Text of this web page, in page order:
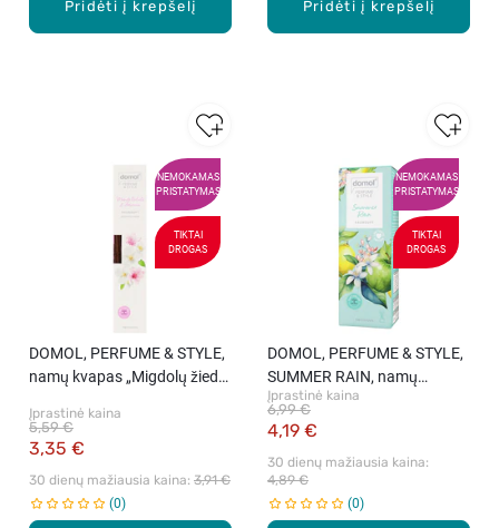
Pridėti į krepšelį Pridėti į krepšelį
NEMOKAMAS
PRISTATYMAS
TIKTAI
DROGAS
DOMOL, PERFUME & STYLE,
namų kvapas „Migdolų žiedai
ml.
Įprastinė kaina
3,35 €
5,59 €
30 dienų mažiausia kaina: 3,91 €
0
NEMOKAMAS
PRISTATYMAS
TIKTAI
DROGAS
DOMOL, PERFUME & STYLE,
SUMMER RAIN, namų
kvapas, 50 ml.
Įprastinė kaina
4,19 €
6,99 €
30 dienų mažiausia kaina:
4,89 €
0